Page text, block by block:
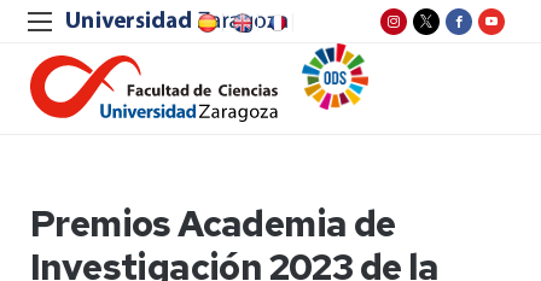
Premios Academia de
Investigación 2023 de la